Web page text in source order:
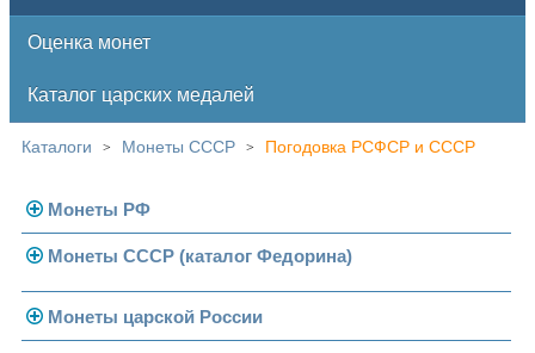
Оценка монет
Каталог царских медалей
Каталоги > Монеты СССР > Погодовка РСФСР и СССР
Монеты РФ
Современная Россия
Монеты 1991-1993 гг.
Монеты СССР (каталог Федорина)
Погодовка СССР
Монеты царской России